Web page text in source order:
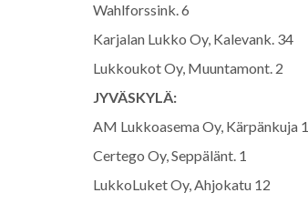
Wahlforssink. 6
Karjalan Lukko Oy, Kalevank. 34
Lukkoukot Oy, Muuntamont. 2
JYVÄSKYLÄ:
AM Lukkoasema Oy, Kärpänkuja 1
Certego Oy, Seppälänt. 1
LukkoLuket Oy, Ahjokatu 12